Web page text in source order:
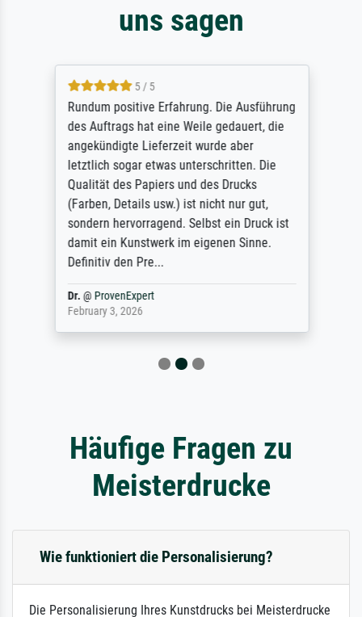
uns sagen
5 / 5
Rundum positive Erfahrung. Die Ausführung
des Auftrags hat eine Weile gedauert, die
angekündigte Lieferzeit wurde aber
letztlich sogar etwas unterschritten. Die
Qualität des Papiers und des Drucks
(Farben, Details usw.) ist nicht nur gut,
sondern hervorragend. Selbst ein Druck ist
damit ein Kunstwerk im eigenen Sinne.
Definitiv den Pre...
Dr.@ ProvenExpert
February 3, 2026
Häufige Fragen zu
Meisterdrucke
Wie funktioniert die Personalisierung?
Die Personalisierung Ihres Kunstdrucks bei Meisterdrucke